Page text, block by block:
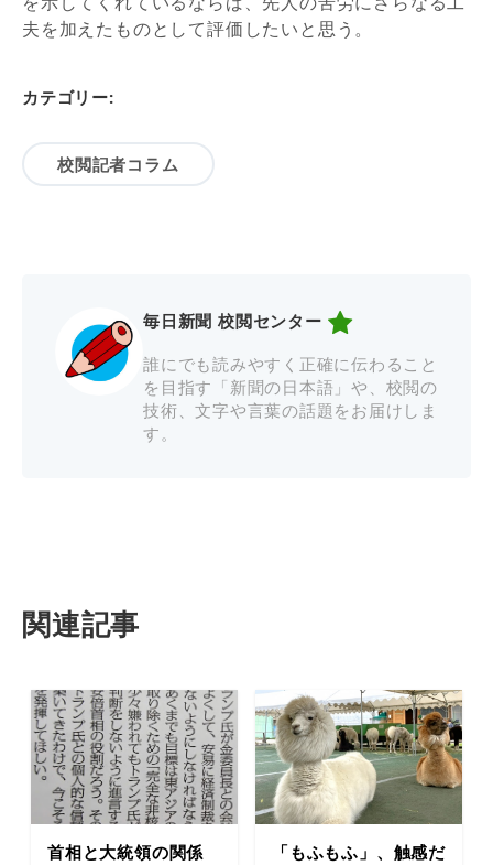
夫を加えたものとして評価したいと思う。
カテゴリー:
校閲記者コラム
毎日新聞 校閲センター
誰にでも読みやすく正確に伝わること
を目指す「新聞の日本語」や、校閲の
技術、文字や言葉の話題をお届けしま
す。
関連記事
首相と大統領の関係
「もふもふ」、触感だ